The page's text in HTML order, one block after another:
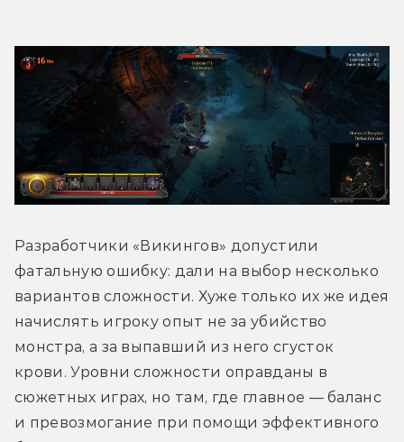
Разработчики «Викингов» допустили
фатальную ошибку: дали на выбор несколько
вариантов сложности. Хуже только их же идея
начислять игроку опыт не за убийство
монстра, а за выпавший из него сгусток
крови. Уровни сложности оправданы в
сюжетных играх, но там, где главное — баланс
и превозмогание при помощи эффективного